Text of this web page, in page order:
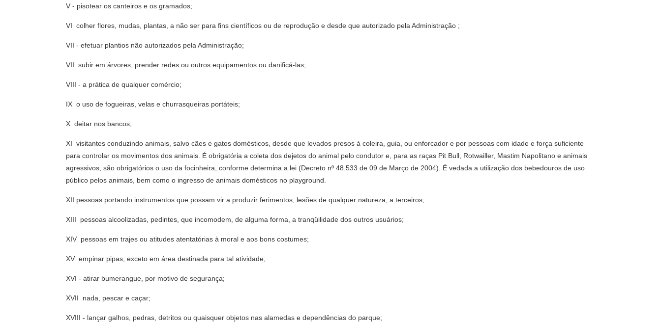
V - pisotear os canteiros e os gramados;
VI  colher flores, mudas, plantas, a não ser para fins científicos ou de reprodução e desde que autorizado pela Administração ;
VII - efetuar plantios não autorizados pela Administração;
VII  subir em árvores, prender redes ou outros equipamentos ou danificá-las;
VIII - a prática de qualquer comércio;
IX  o uso de fogueiras, velas e churrasqueiras portáteis;
X  deitar nos bancos;
XI  visitantes conduzindo animais, salvo cães e gatos domésticos, desde que levados presos à coleira, guia, ou enforcador e por pessoas com idade e força suficiente
para controlar os movimentos dos animais. É obrigatória a coleta dos dejetos do animal pelo condutor e, para as raças Pit Bull, Rotwailler, Mastim Napolitano e animais
agressivos, são obrigatórios o uso da focinheira, conforme determina a lei (Decreto nº 48.533 de 09 de Março de 2004). É vedada a utilização dos bebedouros de uso
público pelos animais, bem como o ingresso de animais domésticos no playground.
XII pessoas portando instrumentos que possam vir a produzir ferimentos, lesões de qualquer natureza, a terceiros;
XIII  pessoas alcoolizadas, pedintes, que incomodem, de alguma forma, a tranqüilidade dos outros usuários;
XIV  pessoas em trajes ou atitudes atentatórias à moral e aos bons costumes;
XV  empinar pipas, exceto em área destinada para tal atividade;
XVI - atirar bumerangue, por motivo de segurança;
XVII  nada, pescar e caçar;
XVIII - lançar galhos, pedras, detritos ou quaisquer objetos nas alamedas e dependências do parque;